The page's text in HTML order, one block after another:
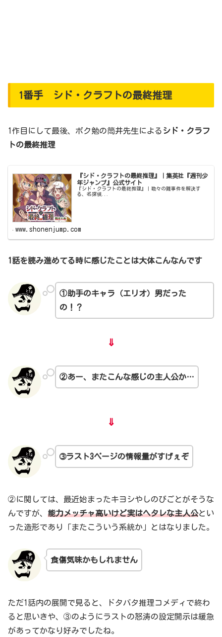
1番手 シド・クラフトの最終推理
1作目にして最後、ボク勉の筒井先生による シド・クラフ
トの最終推理
『シド・クラフトの最終推理』｜集英社『週刊少
年ジャンプ』公式サイト
『シド・クラフトの最終推理』｜数々の難事件を解決す
る、名探偵...
www.shonenjump.com
1話を読み進めてる時に感じたことは大体こんなんです
①助手のキャラ（エリオ）男だった
の！？
⇓
②あー、またこんな感じの主人公か…
⇓
➂ラスト3ページの情報量がすげぇぞ
②に関しては、最近始まったキヨシやしのびごとがそうな
んですが、 能力メッチャ高いけど実はヘタレな主人公とい
った造形であり「またこういう系統か」とはなりました。
食傷気味かもしれません
ただ1話内の展開で見ると、ドタバタ推理コメディで終わ
ると思いきや、③のようにラストの怒涛の設定開示は緩急
があってかなり好みでしたね。